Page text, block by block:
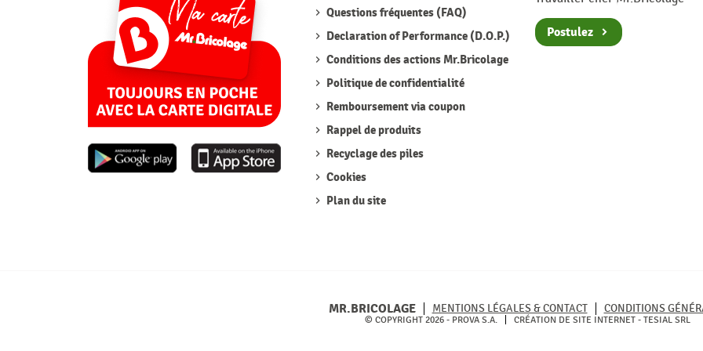
Questions fréquentes (FAQ)
Declaration of Performance (D.O.P.)
Conditions des actions Mr.Bricolage
Politique de confidentialité
Remboursement via coupon
Rappel de produits
Recyclage des piles
Cookies
Plan du site
Postulez
MR.BRICOLAGE MENTIONS LÉGALES & CONTACT CONDITIONS
© COPYRIGHT 2026 - PROVA S.A. CRÉATION DE SITE INTERNET - TESIAL SRL